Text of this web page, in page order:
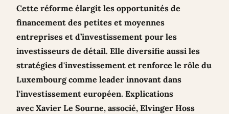
Cette réforme élargit les opportunités de
financement des petites et moyennes
entreprises et d’investissement pour les
investisseurs de détail. Elle diversifie aussi les
stratégies d'investissement et renforce le rôle du
Luxembourg comme leader innovant dans
l'investissement européen. Explications
avec Xavier Le Sourne, associé, Elvinger Hoss